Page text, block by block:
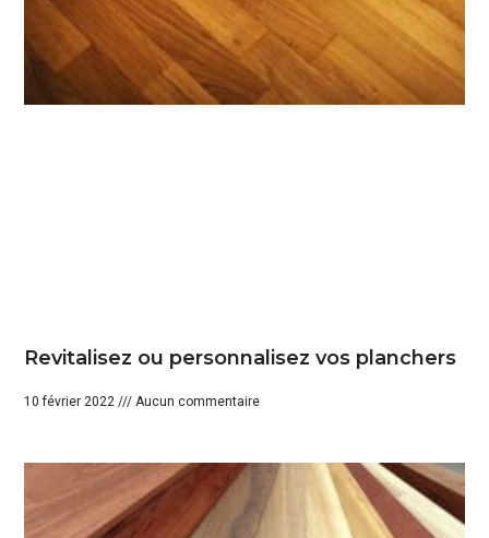
Revitalisez ou personnalisez vos planchers
10 février 2022 Aucun commentaire